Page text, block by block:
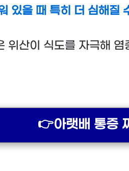
있을 때 특히 더 심해질
위산이 식도를 자극해
👉아랫배 통증